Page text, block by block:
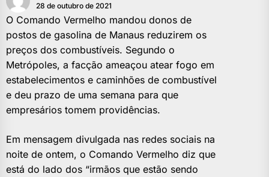
28 de outubro de 2021
O Comando Vermelho mandou donos de
postos de gasolina de Manaus reduzirem os
preços dos combustíveis. Segundo o
Metrópoles, a facção ameaçou atear fogo em
estabelecimentos e caminhões de combustível
e deu prazo de uma semana para que
empresários tomem providências.
Em mensagem divulgada nas redes sociais na
noite de ontem, o Comando Vermelho diz que
está do lado dos “irmãos que estão sendo